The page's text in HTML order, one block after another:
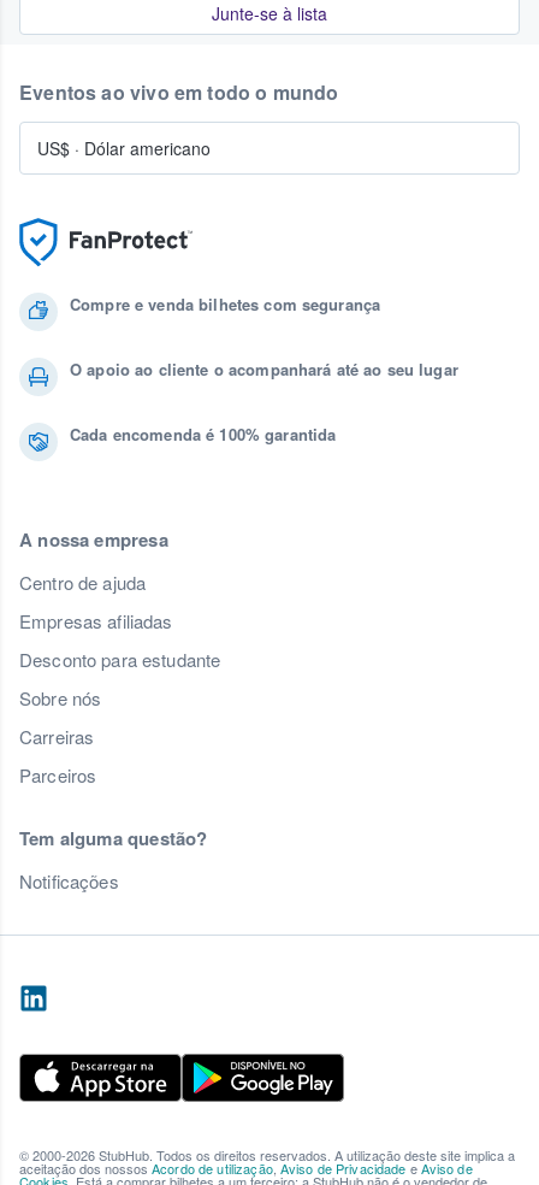
Junte-se à lista
Compre e venda bilhetes com segurança
O apoio ao cliente o acompanhará até ao seu lugar
Cada encomenda é 100% garantida
A nossa empresa
Centro de ajuda
Empresas afiliadas
Desconto para estudante
Sobre nós
Carreiras
Parceiros
Tem alguma questão?
Notificações
Eventos ao vivo em todo o mundo
US$ · Dólar americano
© 2000-2026 StubHub. Todos os direitos reservados. A utilização deste site implica a
aceitação dos nossos Acordo de utilização, Aviso de Privacidade eAviso de